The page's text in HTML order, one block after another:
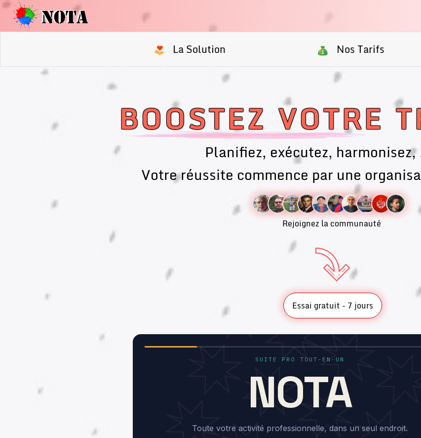
La Solution Nos Tarifs
BOOSTEZ VOTRE
Planifiez, exécutez, harmonisez,
Votre réussite commence par une
Rejoignez la communauté
Essai gratuit - 7 jours